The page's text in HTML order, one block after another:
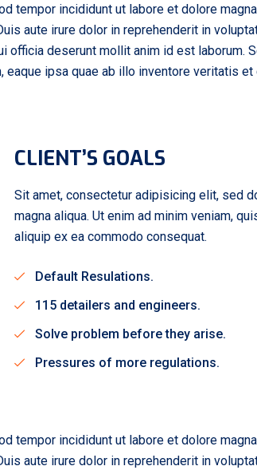
incididunt ut labore et dolore
aute irure dolor in reprehenderit in
officia deserunt mollit anim id est
ipsa quae ab illo inventore veritatis
CLIENT’S GOALS
Sit amet, consectetur adipisicing elit, sed
magna aliqua. Ut enim ad minim veniam,
aliquip ex ea commodo consequat.
Default Resulations.
115 detailers and engineers.
Solve problem before they arise.
Pressures of more regulations.
incididunt ut labore et dolore
aute irure dolor in reprehenderit in